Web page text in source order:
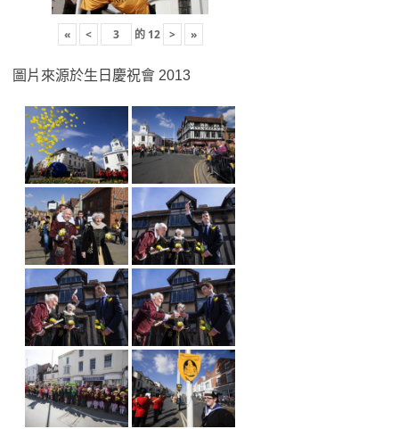
« < 的 12 > »
圖片來源於生日慶祝會 2013